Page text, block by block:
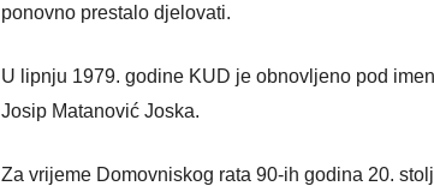
ponovno prestalo djelovati.
U lipnju 1979. godine KUD je obnovljeno pod
Josip Matanović Joska.
Za vrijeme Domovniskog rata 90-ih godina 20.